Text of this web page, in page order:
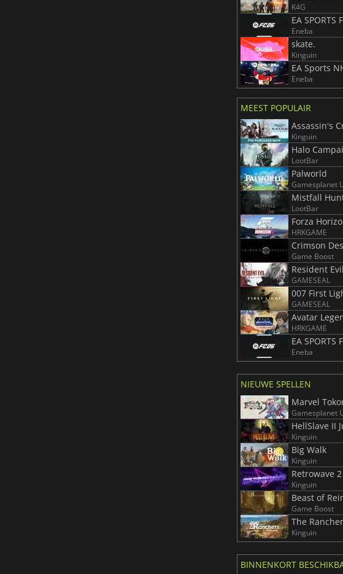
K4G
EA SPORTS
Eneba
skate.
Kinguin
EA Sports
Eneba
MEEST POPULAIR
Kinguin
Halo
LootBar
Palworld
Gamesplanet
Mistfall
LootBar
Forza
HRKGAME
Crimson
Game Boost
Resident
GAMESEAL
007 First
GAMESEAL
HRKGAME
EA SPORTS
Eneba
NIEUWE SPELLEN
Marvel
Gamesplanet
HellSlave II
Kinguin
Big Walk
Kinguin
Retrowave 2
Kinguin
Beast of
Game Boost
The
Kinguin
BINNENKORT